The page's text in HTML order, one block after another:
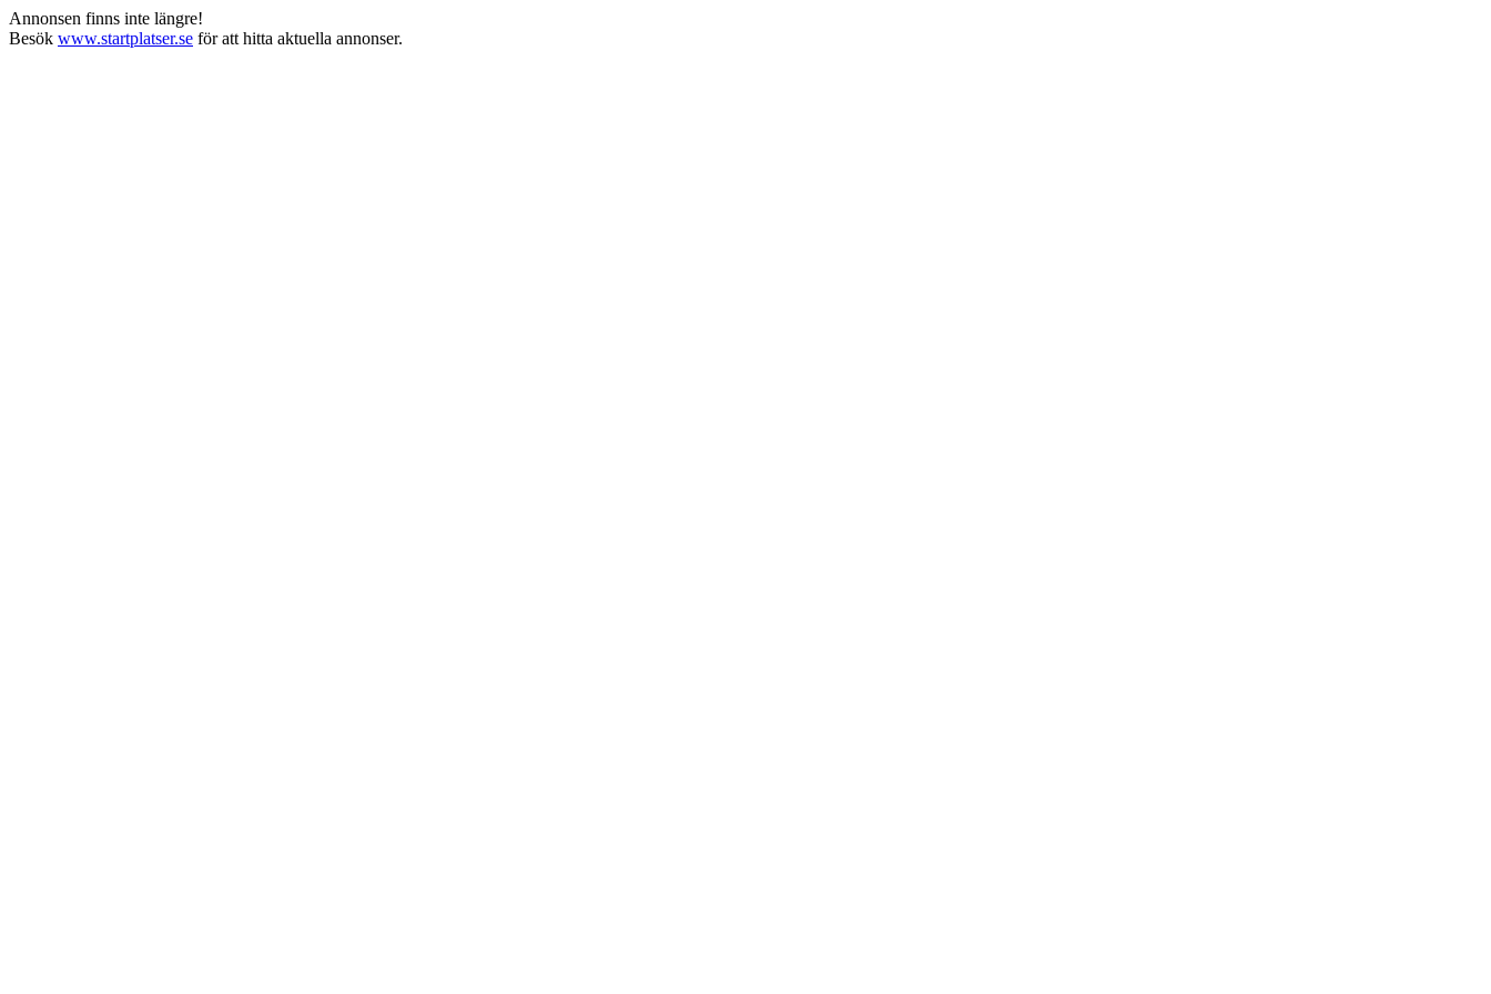
Annonsen finns inte längre!
Besök www.startplatser.se för att hitta aktuella annonser.